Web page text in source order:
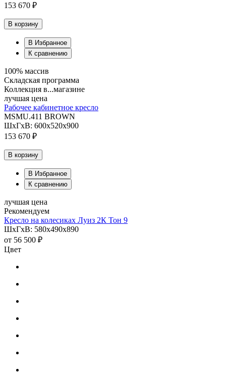
153 670 ₽
В корзину
В Избранное
К сравнению
100% массив
Складская программа
Коллекция в...магазине
лучшая цена
Рабочее кабинетное кресло
MSMU.411 BROWN
ШхГхВ: 600х520х900
153 670 ₽
В корзину
В Избранное
К сравнению
лучшая цена
Рекомендуем
Кресло на колесиках Луиз 2К Тон 9
ШхГхВ: 580х490х890
от 56 500 ₽
Цвет